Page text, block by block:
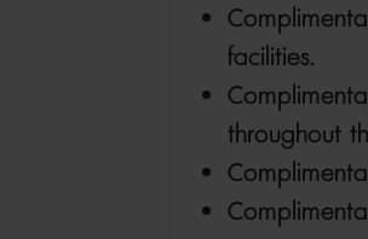
facilities.
throughout